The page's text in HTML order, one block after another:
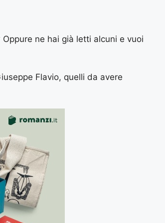
ne hai già letti alcuni e vuoi
Flavio, quelli da avere